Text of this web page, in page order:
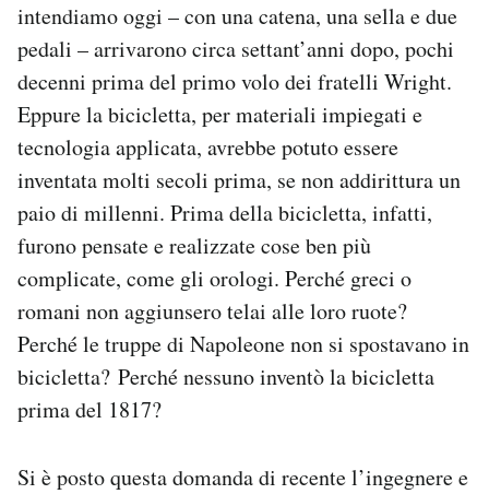
AREA PERSONALE
Area Personale
Notifiche mobile
Regala il Post
Hai bisogno di aiuto?
Esci
intendiamo oggi – con una catena, una sella e due
pedali – arrivarono circa settant’anni dopo, pochi
decenni prima del primo volo dei fratelli Wright.
Eppure la bicicletta, per materiali impiegati e
tecnologia applicata, avrebbe potuto essere
inventata molti secoli prima, se non addirittura un
paio di millenni. Prima della bicicletta, infatti,
furono pensate e realizzate cose ben più
complicate, come gli orologi. Perché greci o
romani non aggiunsero telai alle loro ruote?
Perché le truppe di Napoleone non si spostavano in
bicicletta? Perché nessuno inventò la bicicletta
prima del 1817?
Si è posto questa domanda di recente l’ingegnere e